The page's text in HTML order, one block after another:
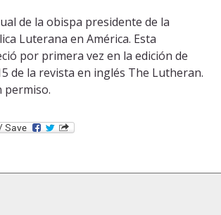
de la obispa presidente de la
Luterana en América. Esta
por primera vez en la edición de
de la revista en inglés The Lutheran.
permiso.